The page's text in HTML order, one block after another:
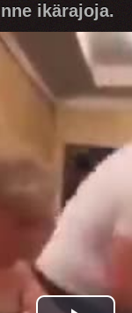
ikärajoja.